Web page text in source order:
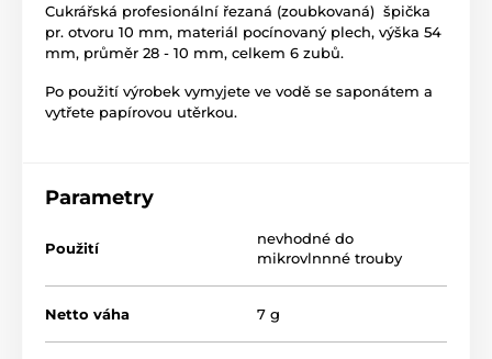
Cukrářská profesionální řezaná (zoubkovaná) špička
pr. otvoru 10 mm, materiál pocínovaný plech, výška 54
mm, průměr 28 - 10 mm, celkem 6 zubů.
Po použití výrobek vymyjete ve vodě se saponátem a
vytřete papírovou utěrkou.
Parametry
Použití
nevhodné do
mikrovlnnné trouby
Netto váha 7 g